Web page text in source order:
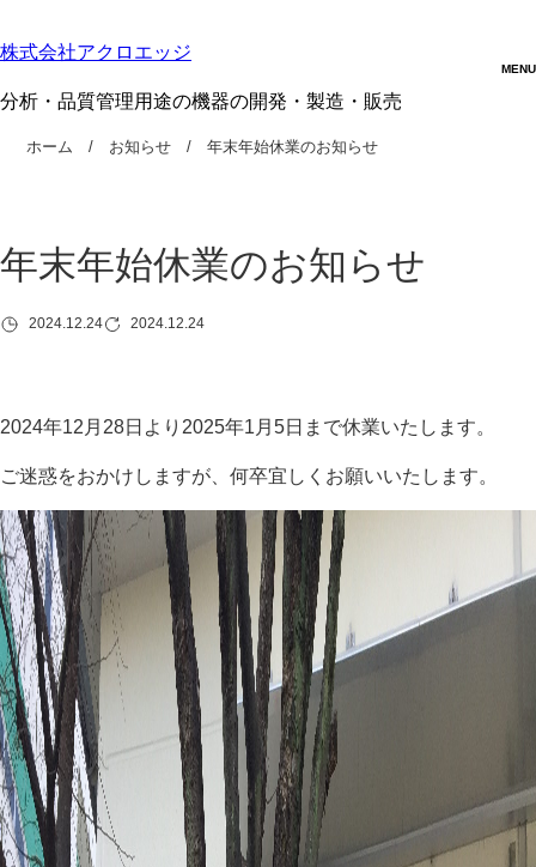
株式会社アクロエッジ
分析・品質管理用途の機器の開発・製造・販売
ホーム お知らせ 年末年始休業のお知らせ
年末年始休業のお知らせ
2024.12.24 2024.12.24
2024年12月28日より2025年1月5日まで休業いたします。
ご迷惑をおかけしますが、何卒宜しくお願いいたします。